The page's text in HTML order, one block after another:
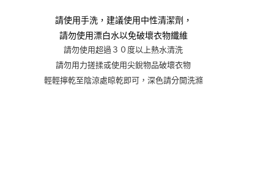
請使用手洗，建議使用中性清潔劑，
請勿使用漂白水以免破壞衣物纖維
請勿使用超過３０度以上熱水清洗
請勿用力搓揉或使用尖銳物品破壞衣物
輕輕擰乾至陰涼處晾乾即可，深色請分開洗滌